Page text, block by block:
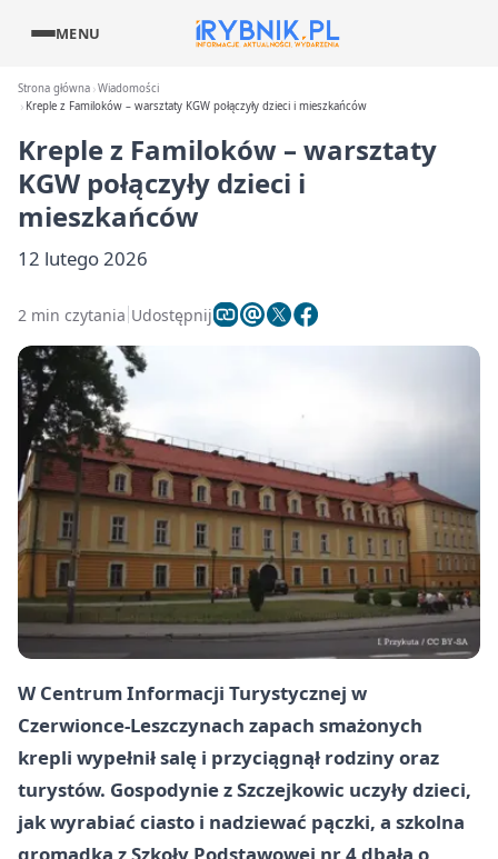
MENU
Strona główna Wiadomości
Kreple z Familoków – warsztaty KGW połączyły dzieci i mieszkańców
Kreple z Familoków – warsztaty
KGW połączyły dzieci i
mieszkańców
12 lutego 2026
2 min czytania Udostępnij
W Centrum Informacji Turystycznej w
Czerwionce-Leszczynach zapach smażonych
krepli wypełnił salę i przyciągnął rodziny oraz
turystów. Gospodynie zSzczejkowic uczyły dzieci,
jak wyrabiać ciasto i nadziewać pączki, a szkolna